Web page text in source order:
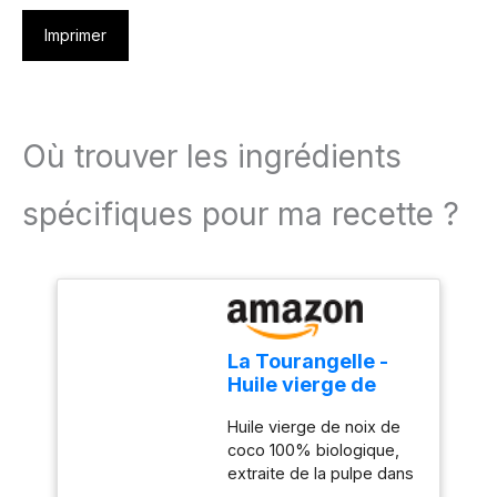
Imprimer
Où trouver les ingrédients
spécifiques pour ma recette ?
La Tourangelle -
Huile vierge de
100% Biologique -
Première pression
à froid - Cuisine et
Huile vierge de noix de
coco 100% biologique,
extraite de la pulpe dans